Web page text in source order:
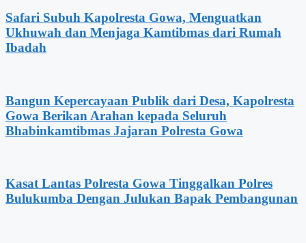
Safari Subuh Kapolresta Gowa, Menguatkan
Ukhuwah dan Menjaga Kamtibmas dari Rumah
Ibadah
Bangun Kepercayaan Publik dari Desa, Kapolresta
Gowa Berikan Arahan kepada Seluruh
Bhabinkamtibmas Jajaran Polresta Gowa
Kasat Lantas Polresta Gowa Tinggalkan Polres
Bulukumba Dengan Julukan Bapak Pembangunan